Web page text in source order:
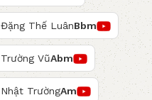
Đặng Thế LuânBbm
Trường VũAbm
Nhật TrườngAm